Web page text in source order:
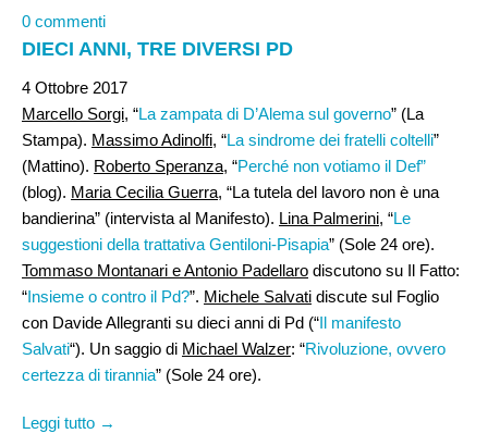
0 commenti
DIECI ANNI, TRE DIVERSI PD
4 Ottobre 2017
Marcello Sorgi, “La zampata di D’Alema sul governo” (La
Stampa). Massimo Adinolfi, “La sindrome dei fratelli coltelli”
(Mattino). Roberto Speranza, “Perché non votiamo il Def”
(blog). Maria Cecilia Guerra, “La tutela del lavoro non è una
bandierina” (intervista al Manifesto). Lina Palmerini, “Le
suggestioni della trattativa Gentiloni-Pisapia” (Sole 24 ore).
Tommaso Montanari e Antonio Padellaro discutono su Il Fatto:
“Insieme o contro il Pd?”. Michele Salvati discute sul Foglio
con Davide Allegranti su dieci anni di Pd (“Il manifesto
Salvati“). Un saggio di Michael Walzer: “Rivoluzione, ovvero
certezza di tirannia” (Sole 24 ore).
Leggi tutto →